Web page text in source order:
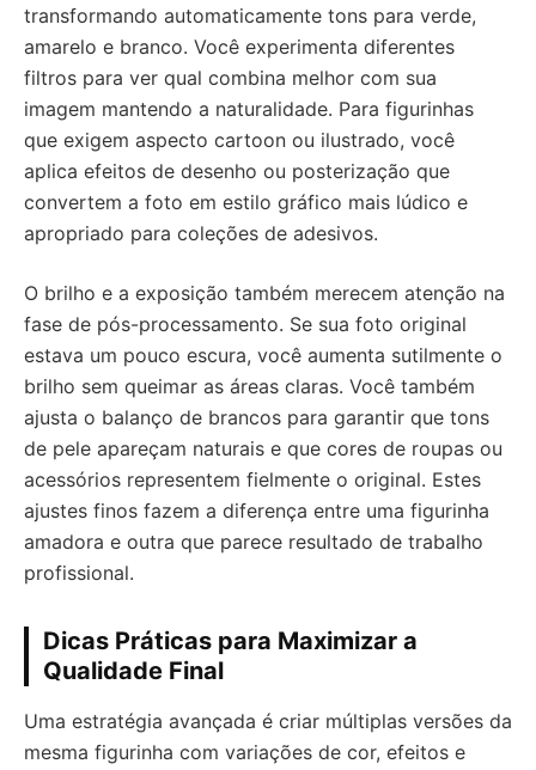
transformando automaticamente tons para verde,
amarelo e branco. Você experimenta diferentes
filtros para ver qual combina melhor com sua
imagem mantendo a naturalidade. Para figurinhas
que exigem aspecto cartoon ou ilustrado, você
aplica efeitos de desenho ou posterização que
convertem a foto em estilo gráfico mais lúdico e
apropriado para coleções de adesivos.
O brilho e a exposição também merecem atenção na
fase de pós-processamento. Se sua foto original
estava um pouco escura, você aumenta sutilmente o
brilho sem queimar as áreas claras. Você também
ajusta o balanço de brancos para garantir que tons
de pele apareçam naturais e que cores de roupas ou
acessórios representem fielmente o original. Estes
ajustes finos fazem a diferença entre uma figurinha
amadora e outra que parece resultado de trabalho
profissional.
Dicas Práticas para Maximizar a
Qualidade Final
Uma estratégia avançada é criar múltiplas versões da
mesma figurinha com variações de cor, efeitos e